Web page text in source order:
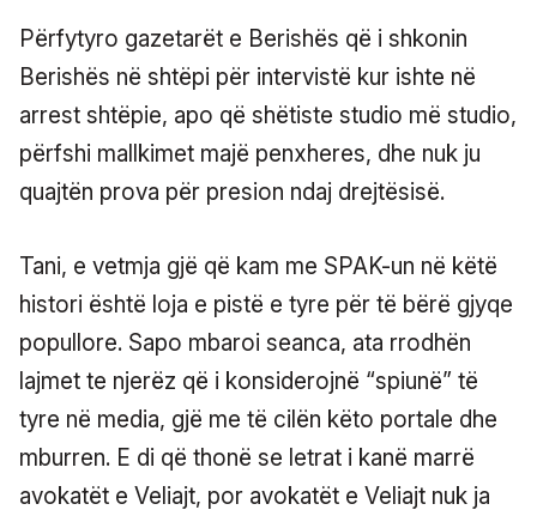
Përfytyro gazetarët e Berishës që i shkonin
Berishës në shtëpi për intervistë kur ishte në
arrest shtëpie, apo që shëtiste studio më studio,
përfshi mallkimet majë penxheres, dhe nuk ju
quajtën prova për presion ndaj drejtësisë.
Tani, e vetmja gjë që kam me SPAK-un në këtë
histori është loja e pistë e tyre për të bërë gjyqe
popullore. Sapo mbaroi seanca, ata rrodhën
lajmet te njerëz që i konsiderojnë “spiunë” të
tyre në media, gjë me të cilën këto portale dhe
mburren. E di që thonë se letrat i kanë marrë
avokatët e Veliajt, por avokatët e Veliajt nuk ja